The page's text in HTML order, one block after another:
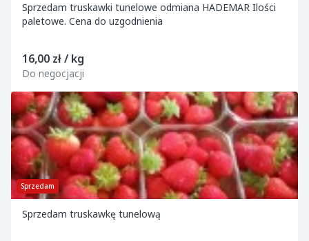
Sprzedam truskawki tunelowe odmiana HADEMAR Ilości
paletowe. Cena do uzgodnienia
16,00 zł / kg
Do negocjacji
Sprzedam
Sprzedam truskawkę tunelową